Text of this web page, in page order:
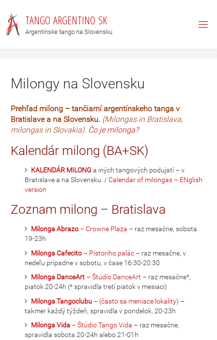
TANGO ARGENTINO SK
Argentínske tango na Slovensku
Milongy na Slovensku
Prehľad milong – tančiarní argentínskeho tanga v
Bratislave a na Slovensku. (Milongas in Bratislava,
milongas in Slovakia). Čo je milonga?
Kalendár milong (BA+SK)
KALENDÁR MILONG a iných tangových podujatí – v
Bratislave a na Slovensku /Calendar of milongas – ENglish
version
Zoznam milong – Bratislava
Milonga Abrazo – Crowne Plaza – raz mesačne, sobota
19-23h
Milonga Cafecito – Pistoriho palác – raz mesačne, v
nedeľu prípadne v sobotu, v čase 16:30-20:30
Milonga DanceArt – Štúdio DanceArt – raz mesačne*,
piatok 20-24h (* spravidla tretí piatok v mesiaci)
Milonga Tangoclubu – (často sa meniace lokality) –
takmer každý týždeň, spravidla v pondelok, 20-23h
Milonga Vida – Štúdio Tango Vida – raz mesačne,
spravidla sobota 20-24h alebo 21-01h